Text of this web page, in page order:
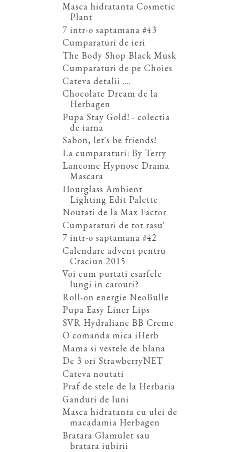
Masca hidratanta Cosmetic
Plant
7 intr-o saptamana #43
Cumparaturi de ieri
The Body Shop Black Musk
Cumparaturi de pe Choies
Cateva detalii ....
Chocolate Dream de la
Herbagen
Pupa Stay Gold! - colectia
de iarna
Sabon, let's be friends!
La cumparaturi: By Terry
Lancome Hypnose Drama
Mascara
Hourglass Ambient
Lighting Edit Palette
Noutati de la Max Factor
Cumparaturi de tot rasu'
7 intr-o saptamana #42
Calendare advent pentru
Craciun 2015
Voi cum purtati esarfele
lungi in carouri?
Roll-on energie NeoBulle
Pupa Easy Liner Lips
SVR Hydraliane BB Creme
O comanda mica iHerb
Mama si vestele de blana
De 3 ori StrawberryNET
Cateva noutati
Praf de stele de la Herbaria
Ganduri de luni
Masca hidratanta cu ulei de
macadamia Herbagen
Bratara Glamulet sau
bratara iubirii